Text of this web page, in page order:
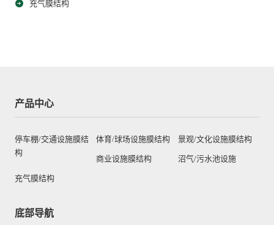
充气膜结构
产品中心
停车棚/交通设施膜结
构
体育/球场设施膜结构 景观/文化设施膜结构
商业设施膜结构 沼气/污水池设施
充气膜结构
底部导航